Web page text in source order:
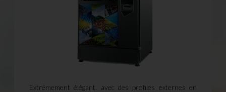
Extrêmement élégant, avec des profiles externes en